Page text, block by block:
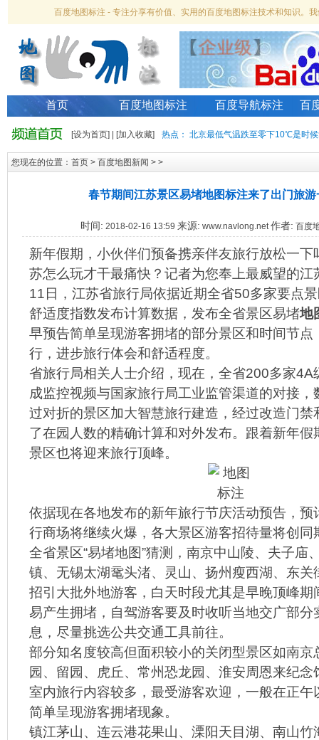
百度地图标注 - 专注分享有价值、实用的百度地图标注技术和知识。
首页 百度地图标注 百度导航标注 百
[设为首页] | [加入收藏] 热点： 北京最低气温跌至零下10℃是时
您现在的位置： 首页 > 百度地图新闻 > >
春节期间江苏景区易堵地图标注来了出门旅游
时间: 2018-02-16 13:59 来源: www.navlong.net 作者: 百度
新年假期，小伙伴们预备携亲伴友旅行放松一下
苏怎么玩才干最痛快？记者为您奉上最威望的江
11日，江苏省旅行局依据近期全省50多家要点
舒适度指数发布计算数据，发布全省景区易堵地
早预告简单呈现游客拥堵的部分景区和时间节点
行，进步旅行体会和舒适程度。
省旅行局相关人士介绍，现在，全省200多家4A
成监控视频与国家旅行局工业监管渠道的对接，
过对折的景区加大智慧旅行建造，经过改造门禁
了在园人数的精确计算和对外发布。跟着新年假
景区也将迎来旅行顶峰。
依据现在各地发布的新年旅行节庆活动预告，预
行商场将继续火爆，各大景区游客招待量将创同
全省景区“易堵地图”猜测，南京中山陵、夫子庙
镇、无锡太湖鼋头渚、灵山、扬州瘦西湖、东关
招引大批外地游客，白天时段尤其是早晚顶峰期
易产生拥堵，自驾游客要及时收听当地交广部分
息，尽量挑选公共交通工具前往。
部分知名度较高但面积较小的关闭型景区如南京
园、留园、虎丘、常州恐龙园、淮安周恩来纪念
室内旅行内容较多，最受游客欢迎，一般在正
简单呈现游客拥堵现象。
镇江茅山、连云港花果山、溧阳天目湖、南山竹